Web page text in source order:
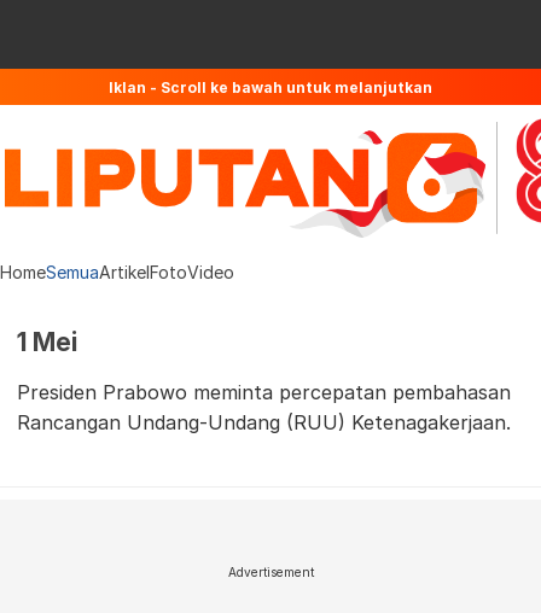
Iklan - Scroll ke bawah untuk melanjutkan
HomeSemuaArtikelFotoVideo
1 Mei
Presiden Prabowo meminta percepatan pembahasan
Rancangan Undang-Undang (RUU) Ketenagakerjaan.
Advertisement